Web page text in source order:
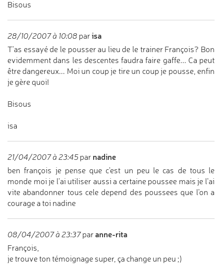
Bisous
28/10/2007 à 10:08 par isa
T'as essayé de le pousser au lieu de le trainer François? Bon
evidemment dans les descentes faudra faire gaffe... Ca peut
être dangereux... Moi un coup je tire un coup je pousse, enfin
je gère quoi!
Bisous
isa
21/04/2007 à 23:45 par nadine
ben françois je pense que c'est un peu le cas de tous le
monde moi je l'ai utiliser aussi a certaine poussee mais je l'ai
vite abandonner tous cele depend des poussees que l'on a
courage a toi nadine
08/04/2007 à 23:37par anne-rita
François,
je trouve ton témoignage super, ça change un peu ;)